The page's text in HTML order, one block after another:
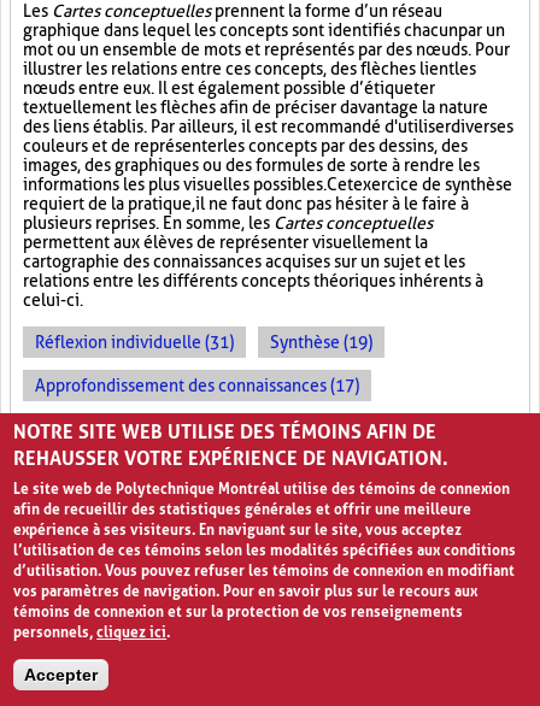
Les Cartes conceptuellesprennent la forme d’un réseau
graphique dans lequel les concepts sont identifiés chacun par un
mot ou un ensemble de mots et représentés par des nœuds. Pour
illustrer les relations entre ces concepts, des flèches lient les
nœuds entre eux. Il est également possible d’étiqueter
textuellement les flèches afin de préciser davantage la nature
des liens établis. Par ailleurs, il est recommandé d'utiliser diverses
couleurs et de représenter les concepts par des dessins, des
images, des graphiques ou des formules de sorte à rendre les
informations les plus visuelles possibles. Cet exercice de synthèse
requiert de la pratique, il ne faut donc pas hésiter à le faire à
plusieurs reprises. En somme, les Cartes conceptuelles
permettent aux élèves de représenter visuellement la
cartographie des connaissances acquises sur un sujet et les
relations entre les différents concepts théoriques inhérents à
celui-ci.
Réflexion individuelle (31) Synthèse (19)
Approfondissement des connaissances (17)
Métacognition (7)
NOTRE SITE WEB UTILISE DES TÉMOINS AFIN DE
REHAUSSER VOTRE EXPÉRIENCE DE NAVIGATION.
Le site web de Polytechnique Montréal utilise des témoins de connexion
afin de recueillir des statistiques générales et offrir une meilleure
expérience à ses visiteurs. En naviguant sur le site, vous acceptez
l’utilisation de ces témoins selon les modalités spécifiées aux conditions
d’utilisation. Vous pouvez refuser les témoins de connexion en modifiant
vos paramètres de navigation. Pour en savoir plus sur le recours aux
témoins de connexion et sur la protection de vos renseignements
personnels,cliquez ici.
Accepter